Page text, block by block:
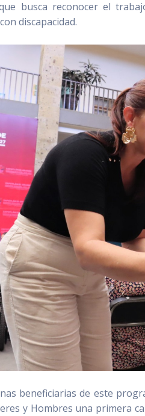
busca reconocer el
discapacidad.
beneficiarias de este
y Hombres una primera